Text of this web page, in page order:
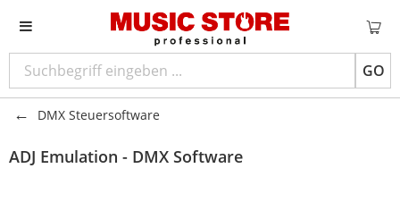
GO
DMX Steuersoftware
ADJ Emulation - DMX Software